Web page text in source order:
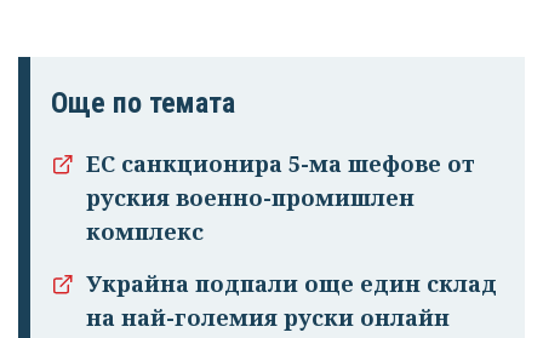
Още по темата
ЕС санкционира 5-ма шефове от
руския военно-промишлен
комплекс
Украйна подпали още един склад
на най-големия руски онлайн